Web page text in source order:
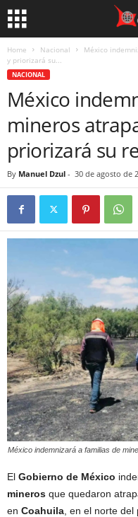
Home Nacional
México
y priorizará su...
NACIONAL
México
mineros
priorizará su
By Manuel Dzul - 30 de agosto de
México indemnizará a familias de
El Gobierno de México
mineros que quedaron
en Coahuila , en el norte